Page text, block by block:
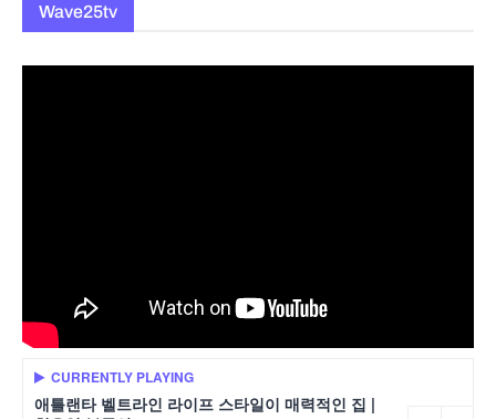
Wave25tv
CURRENTLY PLAYING
애틀랜타 벨트라인 라이프 스타일이 매력적인 집 |